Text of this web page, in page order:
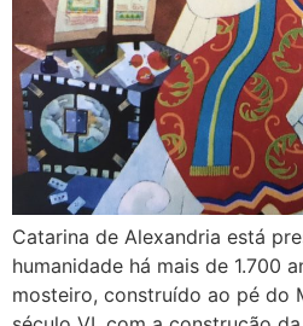
Catarina de Alexandria está
humanidade há mais de 1.700
mosteiro, construído ao pé do